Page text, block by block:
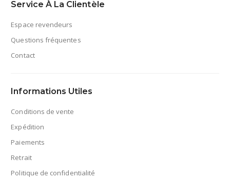
Service À La Clientèle
Espace revendeurs
Questions fréquentes
Contact
Informations Utiles
Conditions de vente
Expédition
Paiements
Retrait
Politique de confidentialité